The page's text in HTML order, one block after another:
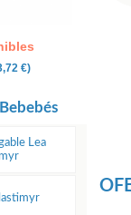
€)
Lea